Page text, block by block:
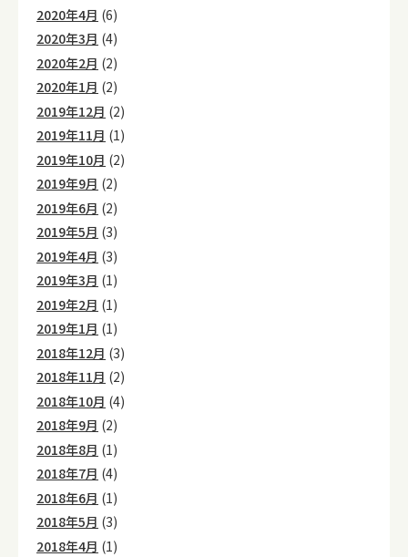
2020年4月 (6)
2020年3月 (4)
2020年2月 (2)
2020年1月 (2)
2019年12月 (2)
2019年11月 (1)
2019年10月 (2)
2019年9月 (2)
2019年6月 (2)
2019年5月 (3)
2019年4月 (3)
2019年3月 (1)
2019年2月 (1)
2019年1月 (1)
2018年12月 (3)
2018年11月 (2)
2018年10月 (4)
2018年9月 (2)
2018年8月 (1)
2018年7月 (4)
2018年6月 (1)
2018年5月 (3)
2018年4月 (1)